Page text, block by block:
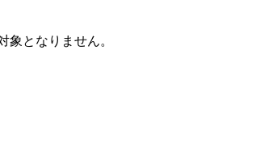
となりません。